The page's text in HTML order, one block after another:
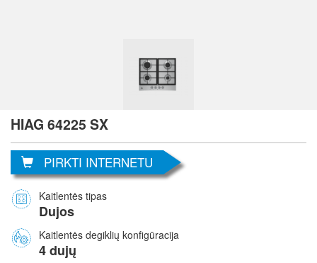
HIAG 64225 SX
PIRKTI INTERNETU
Kaitlentės tipas
Dujos
Kaitlentės degiklių konfigūracija
4 dujų